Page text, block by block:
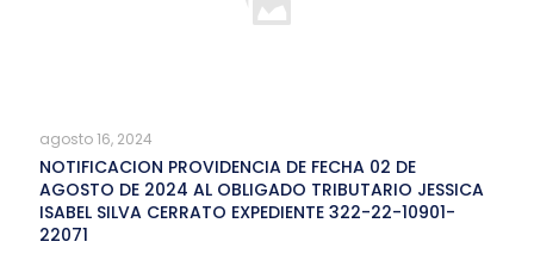
agosto 16, 2024
NOTIFICACION PROVIDENCIA DE FECHA 02 DE
AGOSTO DE 2024 AL OBLIGADO TRIBUTARIO JESSICA
ISABEL SILVA CERRATO EXPEDIENTE 322-22-10901-
22071